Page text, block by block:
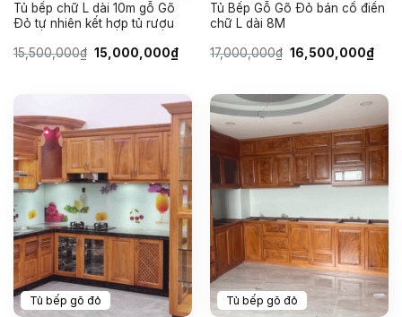
Tủ bếp chữ L dài 10m gỗ Gõ
Đỏ tự nhiên kết hợp tủ rượu
15,500,000₫ Giá
gốc
15,000,000₫Giá
hiện
15,000,000₫.
Tủ Bếp Gỗ Gõ Đỏ bán cổ điển
chữ L dài 8M
17,000,000₫ Giá
gốc
16,500,000₫Giá
hiện
Tủ bếp gõ đỏ Tủ bếp gõ đỏ